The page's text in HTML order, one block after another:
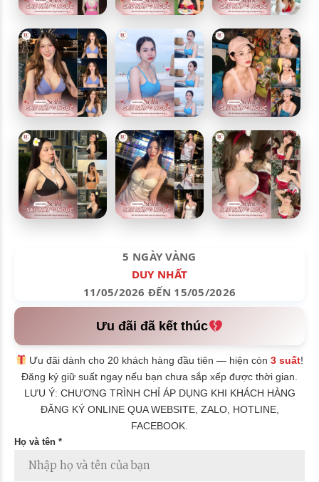
5 NGÀY VÀNG
DUY NHẤT
11/05/2026 ĐẾN 15/05/2026
Ưu đãi đã kết thúc
Ưu đãi dành cho 20 khách hàng đầu tiên — hiện còn3 suất!
Đăng ký giữ suất ngay nếu bạn chưa sắp xếp được thời gian.
LƯU Ý: CHƯƠNG TRÌNH CHỈ ÁP DỤNG KHI KHÁCH HÀNG
ĐĂNG KÝ ONLINE QUA WEBSITE, ZALO, HOTLINE,
FACEBOOK.
Họ và tên *